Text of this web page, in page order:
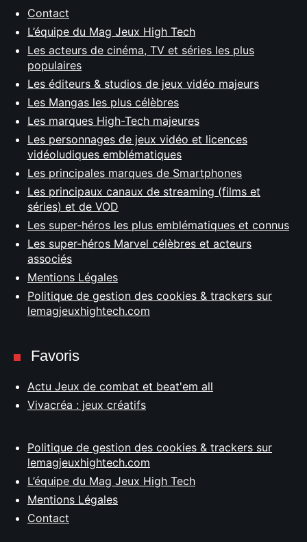
Contact
L’équipe du Mag Jeux High Tech
Les acteurs de cinéma, TV et séries les plus
populaires
Les éditeurs & studios de jeux vidéo majeurs
Les Mangas les plus célèbres
Les marques High-Tech majeures
Les personnages de jeux vidéo et licences
vidéoludiques emblématiques
Les principales marques de Smartphones
Les principaux canaux de streaming (films et
séries) et de VOD
Les super-héros les plus emblématiques et connus
Les super-héros Marvel célèbres et acteurs
associés
Mentions Légales
Politique de gestion des cookies & trackers sur
lemagjeuxhightech.com
Favoris
Actu Jeux de combat et beat'em all
Vivacréa : jeux créatifs
Politique de gestion des cookies & trackers sur
lemagjeuxhightech.com
L’équipe du Mag Jeux High Tech
Mentions Légales
Contact